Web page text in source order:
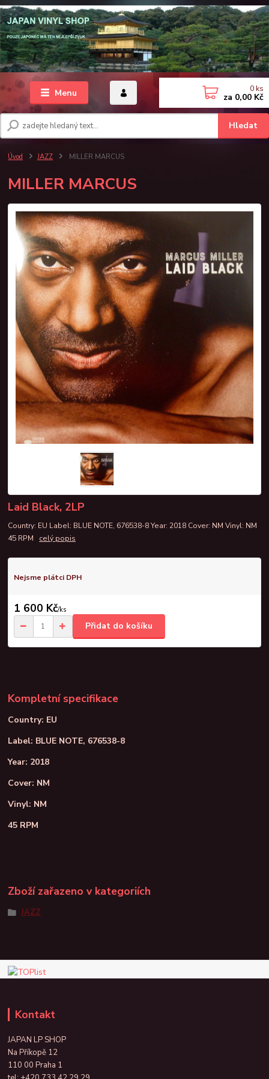
Menu
Hledat
0 ks
za 0,00 Kč
Úvod JAZZ MILLER MARCUS
MILLER MARCUS
Laid Black, 2LP
Country: EU Label: BLUE NOTE, 676538-8 Year: 2018 Cover: NM Vinyl: NM
45 RPM celý popis
Nejsme plátci DPH
1 600 Kč/ks
Přidat do košíku
Kompletní specifikace
Country: EU
Label: BLUE NOTE, 676538-8
Year: 2018
Cover: NM
Vinyl: NM
45 RPM
Zboží zařazeno v kategoriích
JAZZ
Kontakt
JAPAN LP SHOP
Na Příkopě 12
110 00 Praha 1